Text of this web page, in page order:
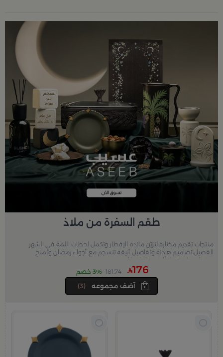
طقم السفرة من ملاذ
منتجات تقديم مختارة لتزيّن مائدة الإفطار وتكمل لحظات اللمة في الشهر
الفضيل،تصاميم هادئة وتفاصيل أنيقة تنسجم مع أجواء رمضان وتمنح
سفرتك حضورًا دافئًا في كل إفطار.
176
181.74 3% خصم
(3)